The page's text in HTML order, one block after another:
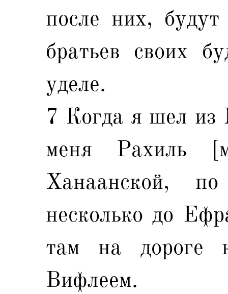
после них,
братьев своих
уделе.
7 Когда я шел из
меня Рахиль
Ханаанской,
несколько до
там на дороге
Вифлеем.